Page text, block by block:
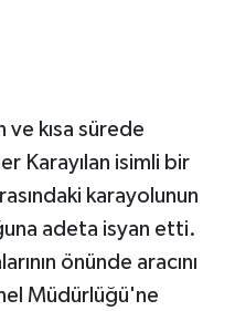
ve kısa sürede
Karayılan isimli bir
karayolunun
adeta isyan etti.
önünde aracını
Müdürlüğü'ne